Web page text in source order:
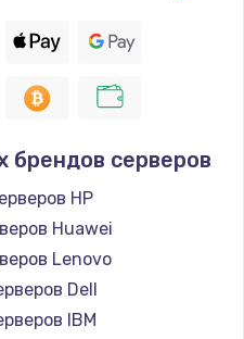
брендов серверов
HP
Huawei
Lenovo
Dell
IBM